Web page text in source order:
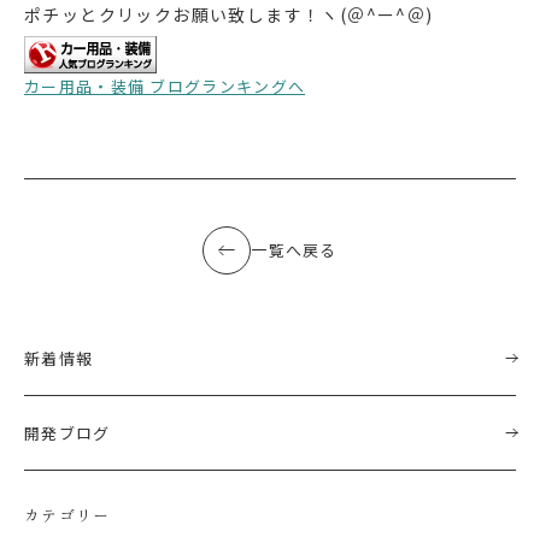
ポチッとクリックお願い致します！ヽ(＠^ー^＠)
カー用品・装備 ブログランキングへ
一覧へ戻る
新着情報
開発ブログ
カテゴリー